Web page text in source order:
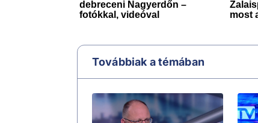
Továbbiak a témában